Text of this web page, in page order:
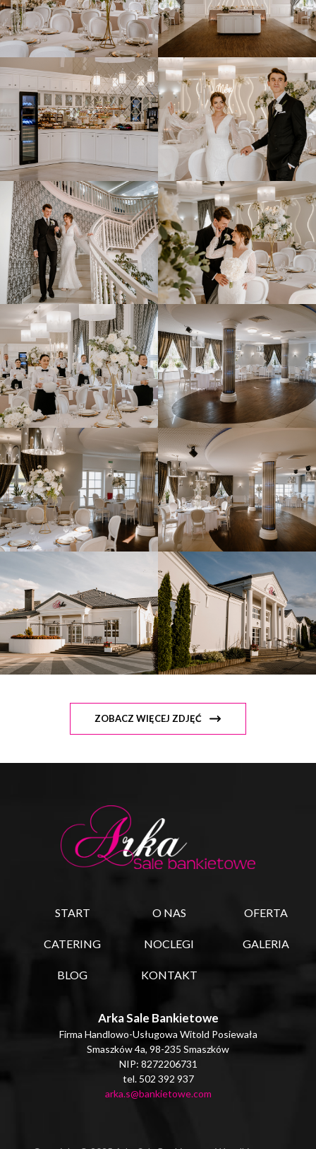
ZOBACZ WIĘCEJ ZDJĘĆ
START O NAS OFERTA
CATERING NOCLEGI GALERIA
BLOG KONTAKT
Arka Sale Bankietowe
Firma Handlowo-Usługowa Witold Posiewała
Smaszków 4a, 98-235 Smaszków
NIP: 8272206731
tel. 502 392 937
arka.s@bankietowe.com